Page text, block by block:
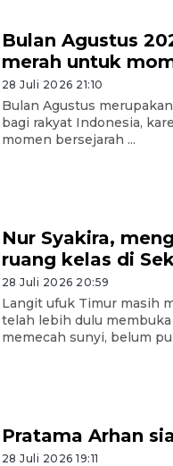
Bulan Agustus
merah untuk
28 Juli 2026 21:10
Bulan Agustus
bagi rakyat Indonesia,
momen bersejarah ...
Nur Syakira,
ruang kelas di
28 Juli 2026 20:59
Langit ufuk Timur masih
telah lebih dulu
memecah sunyi, belum
Pratama Arhan
28 Juli 2026 19:11
Komisi